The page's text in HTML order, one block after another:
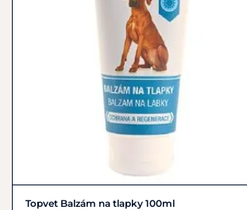
Topvet Balzám na tlapky 100ml